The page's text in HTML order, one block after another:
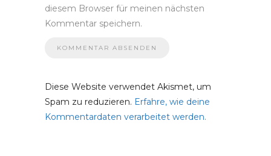
diesem Browser für meinen nächsten
Kommentar speichern.
Diese Website verwendet Akismet, um
Spam zu reduzieren. Erfahre, wie deine
Kommentardaten verarbeitet werden.